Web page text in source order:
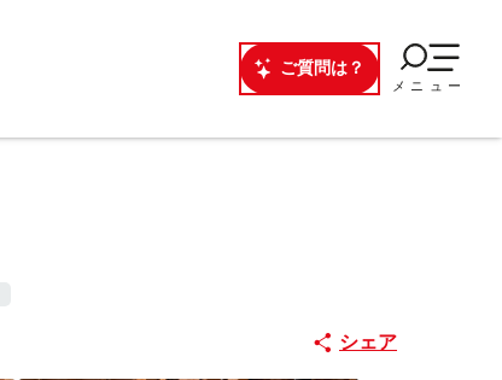
ご質問は？
メニュー
シェア